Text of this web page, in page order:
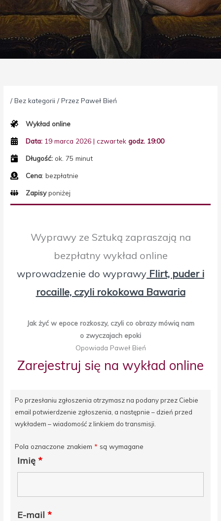
/Bez kategorii / PrzezPaweł Bień
Wykład online
Data: 19 marca 2026 | czwartekgodz. 19:00
Długość: ok. 75 minut
Cena: bezpłatnie
Zapisyponiżej
Wyprawy ze Sztuką zapraszają na
bezpłatny wykład online
wprowadzenie do wyprawy Flirt, puder i
rocaille, czyli rokokowa Bawaria
Jak żyć w epoce rozkoszy, czyli co obrazy mówią nam
o zwyczajach epoki
Opowiada Paweł Bień
Zarejestruj się na wykład online
Po przesłaniu zgłoszenia otrzymasz na podany przez Ciebie
email potwierdzenie zgłoszenia, a następnie – dzień przed
wykładem – wiadomość z linkiem do transmisji.
Pola oznaczone znakiem* są wymagane
Imię*
E-mail*